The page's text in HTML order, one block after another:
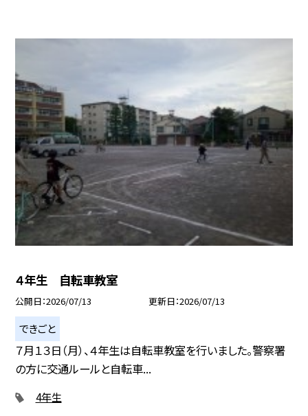
４年生 自転車教室
公開日 2026/07/13 更新日 2026/07/13
できごと
７月１３日（月）、４年生は自転車教室を行いました。警察署
の方に交通ルールと自転車...
4年生